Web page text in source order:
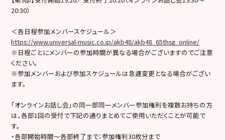
20:30）
＜各日程参加メンバースケジュール＞
https://www.universal-music.co.jp/akb48/akb48_65thsg_online/
※日程ごとにメンバーの参加時間が異なる場合がございますのでご注意
ください。
※参加メンバーおよび参加スケジュールは急遽変更となる場合がござい
ます。
「オンラインお話し会」の同一部同一メンバー参加権利を複数お持ちの方
は、各部1回の受付で下記の通りまとめてご使用いただくことが可能で
す。
・各部開始時間～各部終了まで：参加権利30枚分まで